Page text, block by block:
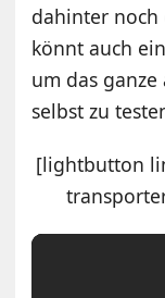
dahinter
könnt auch
um das ganze
selbst zu
[lightbutton